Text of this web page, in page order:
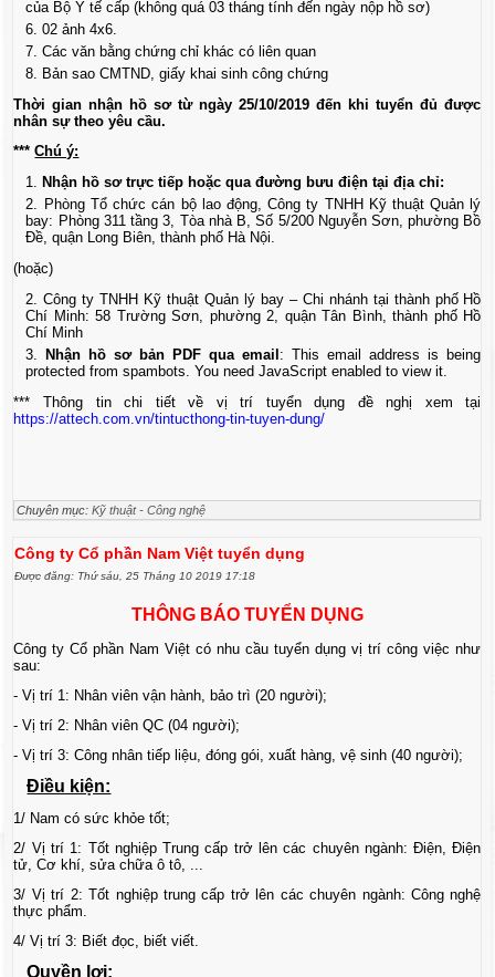
của Bộ Y tế cấp (không quá 03 tháng tính đến ngày nộp hồ sơ)
02 ảnh 4x6.
Các văn bằng chứng chỉ khác có liên quan
Bản sao CMTND, giấy khai sinh công chứng
Thời gian nhận hồ sơ từ ngày25/10/2019 đến khi tuyển đủ được
nhân sự theo yêu cầu.
***Chú ý:
Nhận hồ sơ trực tiếp hoặc qua đường bưu điện tại địa chỉ:
Phòng Tổ chức cán bộ lao động, Công ty TNHH Kỹ thuật Quản lý
bay: Phòng 311 tầng 3, Tòa nhà B, Số 5/200 Nguyễn Sơn, phường Bồ
Đề, quận Long Biên, thành phố Hà Nội.
(hoặc)
Công ty TNHH Kỹ thuật Quản lý bay – Chi nhánh tại thành phố Hồ
Chí Minh: 58 Trường Sơn, phường 2, quận Tân Bình, thành phố Hồ
Chí Minh
Nhận hồ sơ bản PDF qua email :This email address is being
protected from spambots. You need JavaScript enabled to view it.
*** Thông tin chi tiết về vị trí tuyển dụng đề nghị xem tại
https://attech.com.vn/tintucthong-tin-tuyen-dung/
Chuyên mục:Kỹ thuật - Công nghệ
Công ty Cổ phần Nam Việt tuyển dụng
Được đăng: Thứ sáu, 25 Tháng 10 2019 17:18
THÔNG BÁO TUYỂN DỤNG
Công ty Cổ phần Nam Việt có nhu cầu tuyển dụng vị trí công việc như
sau:
- Vị trí 1: Nhân viên vận hành, bảo trì (20 người);
- Vị trí 2: Nhân viên QC (04 người);
- Vị trí 3: Công nhân tiếp liệu, đóng gói, xuất hàng, vệ sinh (40 người);
Điều kiện:
1/ Nam có sức khỏe tốt;
2/ Vị trí 1: Tốt nghiệp Trung cấp trở lên các chuyên ngành: Điện, Điện
tử, Cơ khí, sửa chữa ô tô, ...
3/ Vị trí 2: Tốt nghiệp trung cấp trở lên các chuyên ngành: Công nghệ
thực phẩm.
4/ Vị trí 3: Biết đọc, biết viết.
Quyền lợi: